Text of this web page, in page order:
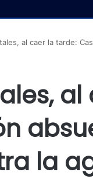
al caer la tarde:
la